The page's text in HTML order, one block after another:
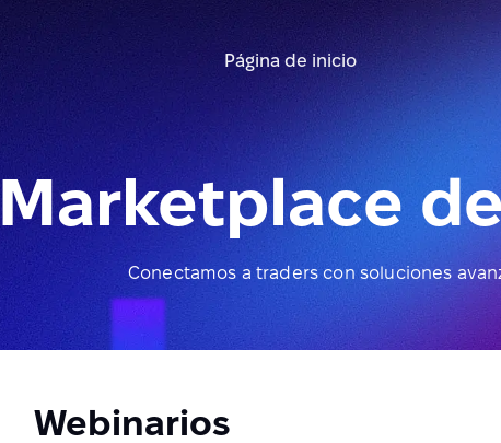
Página de inicio
Marketplace de
Conectamos a traders con soluciones
Webinarios